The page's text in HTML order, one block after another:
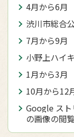
4月から6月
渋川市総合
7月から9月
小野上ハイ
1月から3月
10月から12
Google ス
の画像の閲